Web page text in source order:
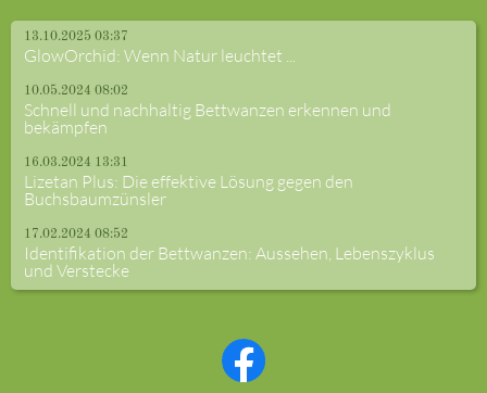
13.10.2025 03:37
GlowOrchid: Wenn Natur leuchtet ...
10.05.2024 08:02
Schnell und nachhaltig Bettwanzen erkennen und
bekämpfen
16.03.2024 13:31
Lizetan Plus: Die effektive Lösung gegen den
Buchsbaumzünsler
17.02.2024 08:52
Identifikation der Bettwanzen: Aussehen, Lebenszyklus
und Verstecke